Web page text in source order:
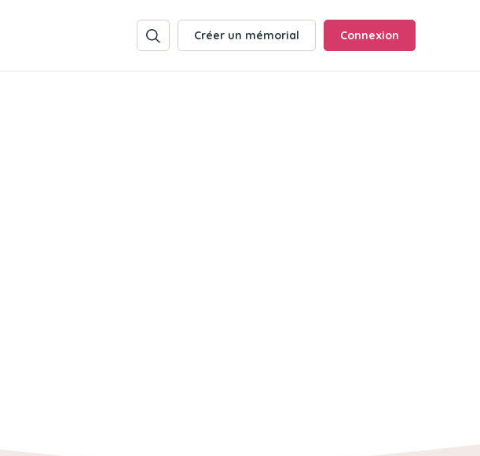
Créer un mémorial Connexion